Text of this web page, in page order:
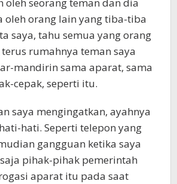
oleh seorang teman dan dia
oleh orang lain yang tiba-tiba
saya, tahu semua yang orang
rumahnya teman saya
mandirin sama aparat, sama
cepak, seperti itu.
saya mengingatkan, ayahnya
hati. Seperti telepon yang
gangguan ketika saya
pihak-pihak pemerintah
aparat itu pada saat